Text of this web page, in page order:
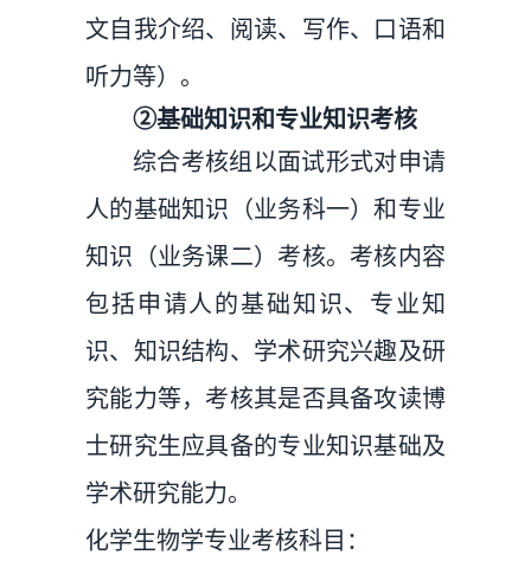
文自我介绍、阅读、写作、口语和
听力等）。
②基础知识和专业知识考核
综合考核组以面试形式对申请
人的基础知识（业务科一）和专业
知识（业务课二）考核。考核内容
包括申请人的基础知识、专业知
识、知识结构、学术研究兴趣及研
究能力等，考核其是否具备攻读博
士研究生应具备的专业知识基础及
学术研究能力。
化学生物学专业考核科目：